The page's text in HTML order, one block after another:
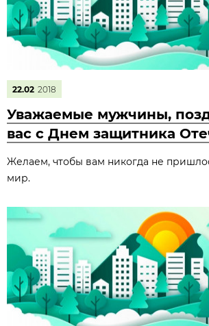
22.02 2018
Уважаемые мужчины,
вас с Днем защитника
Желаем, чтобы вам никогда не
мир.